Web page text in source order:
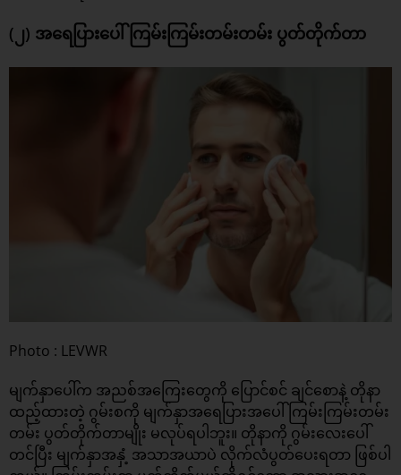
(၂) အရေပြားပေါ် ကြမ်းကြမ်းတမ်းတမ်း ပွတ်တိုက်တာ
Photo : LEVWR
မျက်နှာပေါ်က အညစ်အကြေးတွေကို ပြောင်စင် ချင်‌စောနဲ့ တိုနာ
ထည့်ထားတဲ့ ဂွမ်းစကို မျက်နှာအရေပြားအပေါ် ကြမ်းကြမ်းတမ်း
တမ်း ပွတ်တိုက်တာမျိုး မလုပ်ရပါဘူး။ တိုနာကို ဂွမ်းလေးပေါ်
တင်ပြီး မျက်နှာအနှံ့ အသာအယာပဲ လိုက်လံပွတ်ပေးရတာ ဖြစ်ပါ